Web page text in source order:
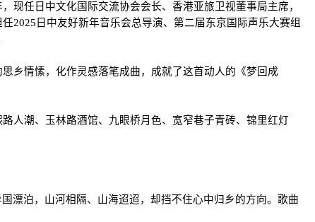
现任日中文化国际交流协会会长、香港亚旅卫视董事局主席，
2025日中友好新年音乐会总导演、第二届东京国际声乐大赛组
乡情愫，化作灵感落笔成曲，成就了这首动人的《梦回成
人潮、玉林路酒馆、九眼桥月色、宽窄巷子青砖、锦里红灯
漂泊，山河相隔、山海迢迢，却挡不住心中归乡的方向。歌曲